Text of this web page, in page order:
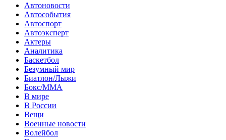
Автоновости
Автособытия
Автоспорт
Автоэксперт
Актеры
Аналитика
Баскетбол
Безумный мир
Биатлон/Лыжи
Бокс/MMA
В мире
В России
Вещи
Военные новости
Волейбол